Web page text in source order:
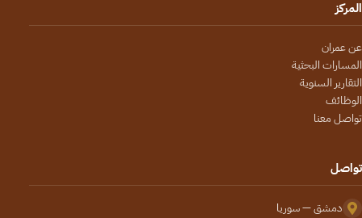
المركز
عن عمران
المسارات البحثية
التقارير السنوية
الوظائف
تواصل معنا
تواصل
دمشق — سوريا